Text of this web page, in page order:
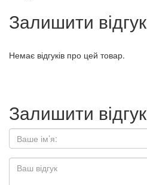
Залишити відгук
Немає відгуків про цей товар.
Залишити відгук